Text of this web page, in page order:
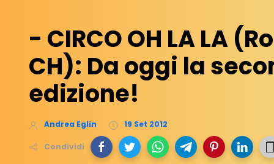
- CIRCO OH LA LA
CH): Da oggi la
edizione!
Andrea Eglin 19 Set 2012
Condividi